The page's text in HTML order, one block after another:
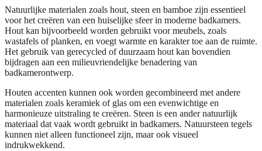
Natuurlijke materialen zoals hout, steen en bamboe zijn essentieel
voor het creëren van een huiselijke sfeer in moderne badkamers.
Hout kan bijvoorbeeld worden gebruikt voor meubels, zoals
wastafels of planken, en voegt warmte en karakter toe aan de ruimte.
Het gebruik van gerecycled of duurzaam hout kan bovendien
bijdragen aan een milieuvriendelijke benadering van
badkamerontwerp.
Houten accenten kunnen ook worden gecombineerd met andere
materialen zoals keramiek of glas om een evenwichtige en
harmonieuze uitstraling te creëren. Steen is een ander natuurlijk
materiaal dat vaak wordt gebruikt in badkamers. Natuursteen tegels
kunnen niet alleen functioneel zijn, maar ook visueel
indrukwekkend.